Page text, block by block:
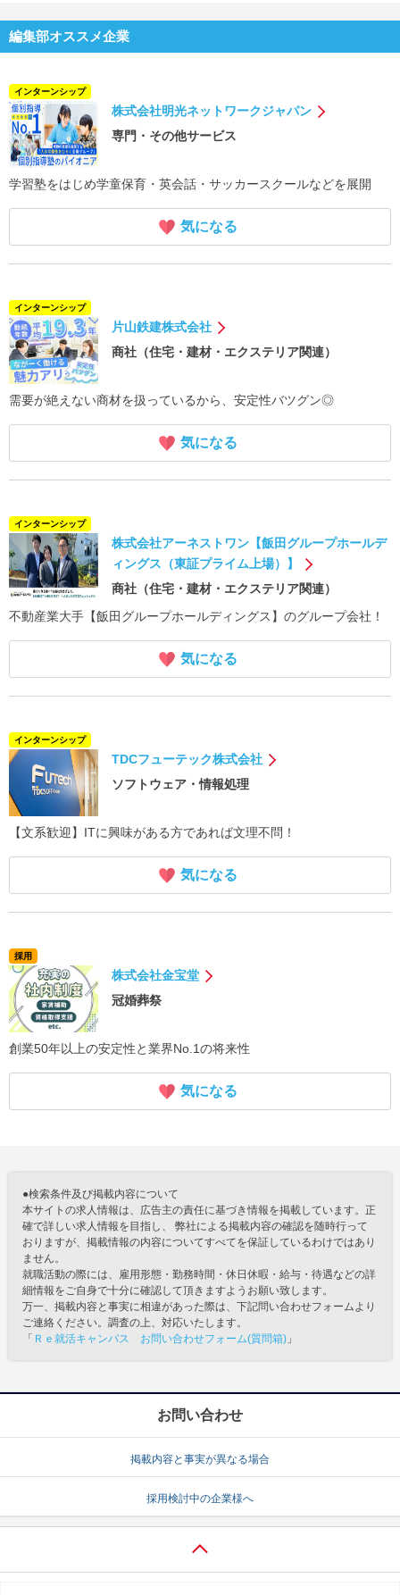
編集部オススメ企業
インターンシップ
株式会社明光ネットワークジャパン
専門・その他サービス
学習塾をはじめ学童保育・英会話・サッカースクールなどを展開
気になる
インターンシップ
片山鉄建株式会社
商社（住宅・建材・エクステリア関連）
需要が絶えない商材を扱っているから、安定性バツグン◎
気になる
インターンシップ
株式会社アーネストワン【飯田グループホールデ
ィングス（東証プライム上場）】
商社（住宅・建材・エクステリア関連）
不動産業大手【飯田グループホールディングス】のグループ会社！
気になる
インターンシップ
TDCフューテック株式会社
ソフトウェア・情報処理
【文系歓迎】ITに興味がある方であれば文理不問！
気になる
採用
株式会社金宝堂
冠婚葬祭
創業50年以上の安定性と業界No.1の将来性
気になる
●検索条件及び掲載内容について
本サイトの求人情報は、広告主の責任に基づき情報を掲載しています。正
確で詳しい求人情報を目指し、 弊社による掲載内容の確認を随時行って
おりますが、掲載情報の内容についてすべてを保証しているわけではあり
ません。
就職活動の際には、雇用形態・勤務時間・休日休暇・給与・待遇などの詳
細情報をご自身で十分に確認して頂きますようお願い致します。
万一、掲載内容と事実に相違があった際は、下記問い合わせフォームより
ご連絡ください。調査の上、対応いたします。
「 Ｒｅ就活キャンパス お問い合わせフォーム(質問箱) 」
お問い合わせ
掲載内容と事実が異なる場合
採用検討中の企業様へ